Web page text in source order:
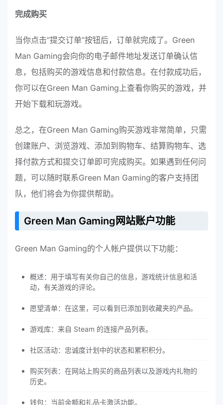
完成购买
当你点击“提交订单”按钮后，订单就完成了。Green
Man Gaming会向你的电子邮件地址发送订单确认信
息，包括购买的游戏信息和付款信息。在付款成功后，
你可以在Green Man Gaming上查看你购买的游戏，并
开始下载和玩游戏。
总之，在Green Man Gaming购买游戏非常简单，只需
创建账户、浏览游戏、添加到购物车、结算购物车、选
择付款方式和提交订单即可完成购买。如果遇到任何问
题，可以随时联系Green Man Gaming的客户支持团
队，他们将会为你提供帮助。
Green Man Gaming网站账户功能
Green Man Gaming的个人帐户提供以下功能：
概述：用于填写有关你自己的信息，游戏统计信息和活
动，有关游戏的评论。
愿望清单：在这里，可以看到已添加到收藏夹的产品。
游戏库：来自 Steam 的连接产品列表。
社区活动：忠诚度计划中的状态和累积积分。
购买列表：在网站上购买的商品列表以及游戏内礼物的
历史。
钱包：当前余额和礼品卡激活功能。